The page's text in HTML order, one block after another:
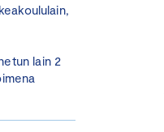
lain 2